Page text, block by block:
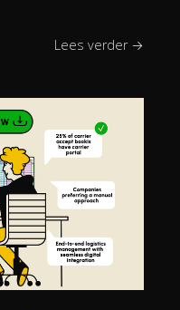
Lees verder →